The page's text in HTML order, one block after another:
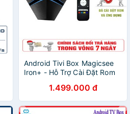
Android Tivi Box Magicsee
Iron+ - Hỗ Trợ Cài Đặt Rom
Thành Smart tivi
1.499.000 đ